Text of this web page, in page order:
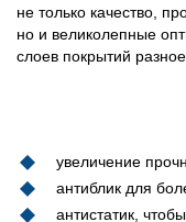
не только качество,
но и великолепные
слоев покрытий
увеличение
антиблик для
антистатик,